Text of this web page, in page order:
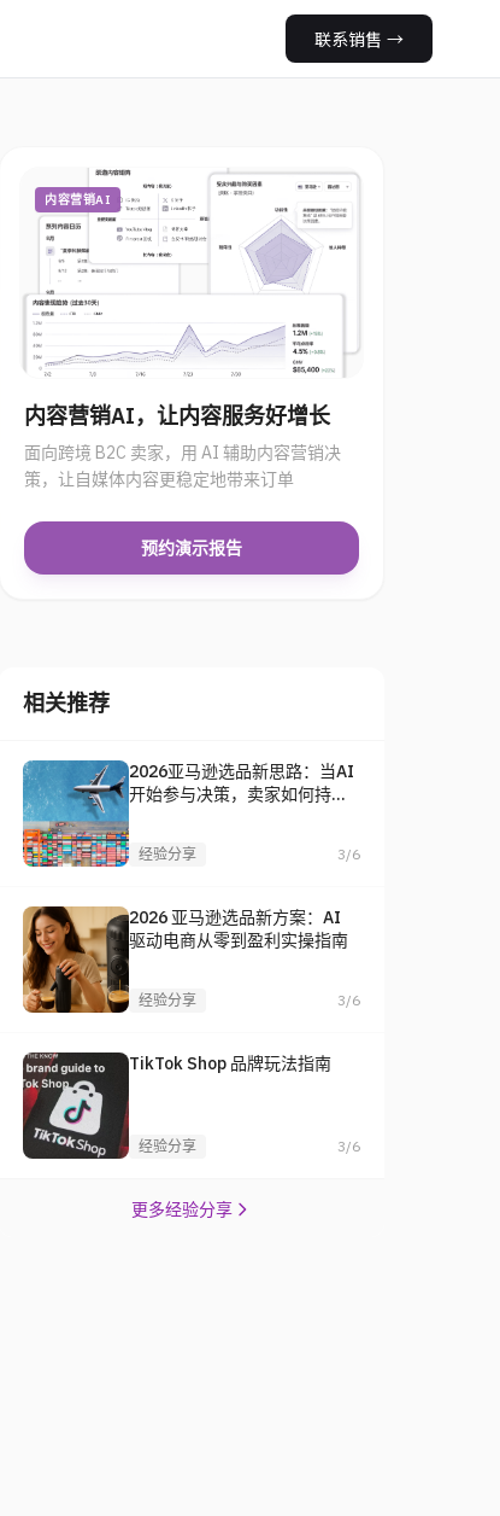
联系销售 →
内容营销AI
内容营销AI，让内容服务好增长
面向跨境 B2C 卖家，用 AI 辅助内容营销决
策，让自媒体内容更稳定地带来订单
预约演示报告
相关推荐
2026亚马逊选品新思路：当AI
开始参与决策，卖家如何持续
经验分享 3/6
2026 亚马逊选品新方案：AI
驱动电商从零到盈利实操指南
经验分享 3/6
TikTok Shop 品牌玩法指南
经验分享 3/6
更多经验分享